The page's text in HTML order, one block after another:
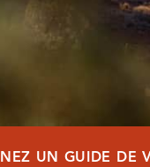
UN GUIDE DE